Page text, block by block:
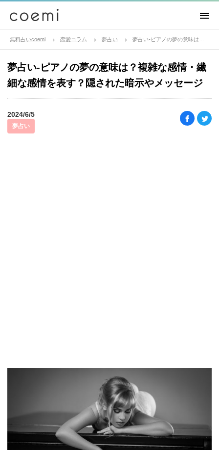
無料占いcoemi 恋愛コラム 夢占い
夢占い-ピアノの夢の意味は？複雑な感情・繊
細な感情を表す？隠された暗示やメッセージ
2024/6/5
夢占い